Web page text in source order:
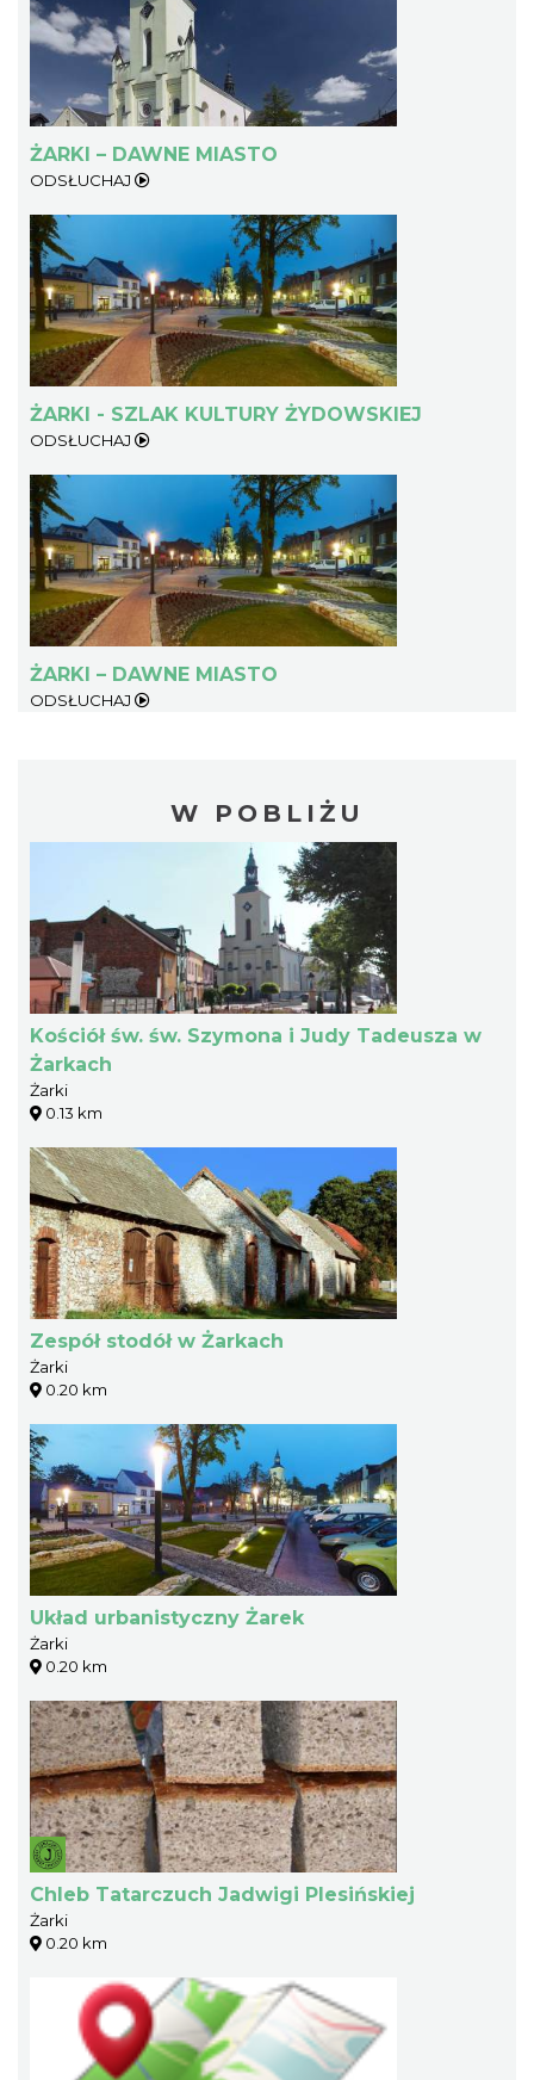
ŻARKI – DAWNE MIASTO
ODSŁUCHAJ
ŻARKI - SZLAK KULTURY ŻYDOWSKIEJ
ODSŁUCHAJ
ŻARKI – DAWNE MIASTO
ODSŁUCHAJ
W POBLIŻU
Kościół św. św. Szymona i Judy Tadeusza w
Żarkach
Żarki
0.13 km
Zespół stodół w Żarkach
Żarki
0.20 km
Układ urbanistyczny Żarek
Żarki
0.20 km
Chleb Tatarczuch Jadwigi Plesińskiej
Żarki
0.20 km